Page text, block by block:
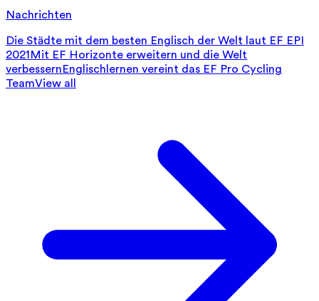
Nachrichten
Die Städte mit dem besten Englisch der Welt laut EF EPI
2021Mit EF Horizonte erweitern und die Welt
verbessernEnglischlernen vereint das EF Pro Cycling
TeamView all